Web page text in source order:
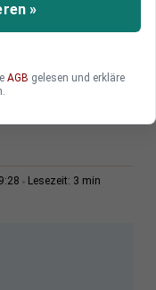
eine IfW-Studie.
Rohstoffen
Lesezeit: 3 min
»
AGB gelesen und erkläre